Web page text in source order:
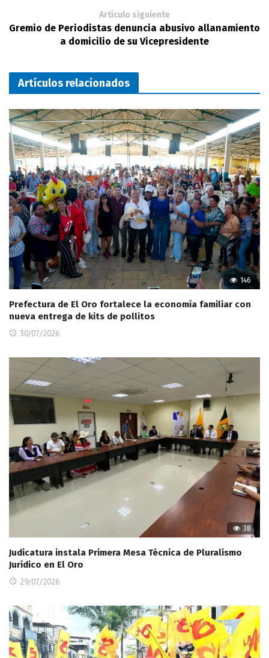
Artículo siguiente
Gremio de Periodistas denuncia abusivo allanamiento
a domicilio de su Vicepresidente
Artículos relacionados
146
Prefectura de El Oro fortalece la economía familiar con
nueva entrega de kits de pollitos
30/07/2026
38
Judicatura instala Primera Mesa Técnica de Pluralismo
Jurídico en El Oro
29/07/2026